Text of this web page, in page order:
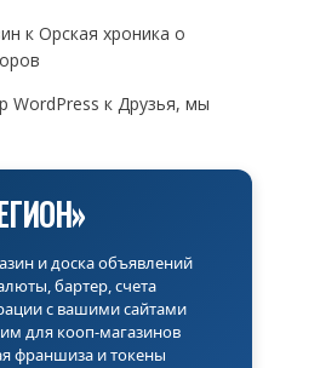
кОрская хроника о
WordPress кДрузья, мы
и доска объявлений
бартер, счета
с вашими сайтами
для кооп-магазинов
франшиза и токены